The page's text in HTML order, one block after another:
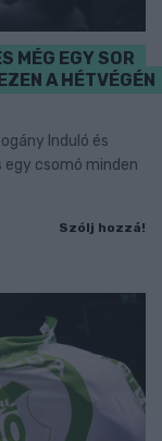
MÉG EGY SOR
A HÉTVÉGÉN
Induló és
egy csomó minden
Szólj hozzá!